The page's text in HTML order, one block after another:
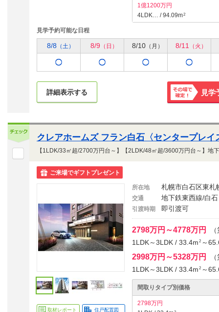
1億1200万円
4LDK… / 94.09m2
見学予約可能な日程
8/8 （土） 8/9 （日） 8/10 （月） 8/11 （火）
詳細表示する
その場で
見学
クレアホームズ フラン白石〈センタープレイ
ご来場でギフトプレゼント
取材レポート 住戸配置図
所在地 札幌市白石区東札
交通 地下鉄東西線/白
引渡時期 即引渡可
2798万円～4778万円
（
1LDK～3LDK / 33.4m 2 ～
2998万円～5328万円
（
1LDK～3LDK / 33.4m 2 ～
間取りタイプ別価格
2798万円